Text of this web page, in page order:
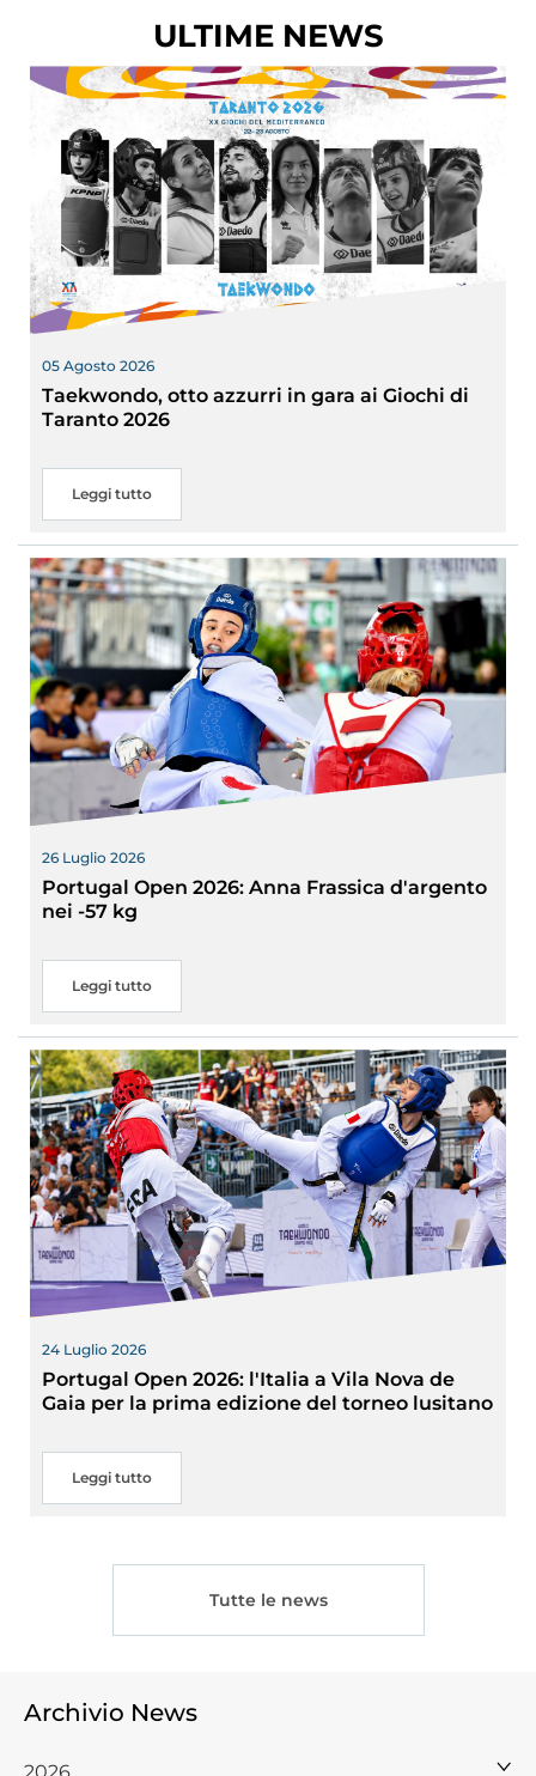
ULTIME NEWS
05 Agosto 2026
Taekwondo, otto azzurri in gara ai Giochi di
Taranto 2026
Leggi tutto
26 Luglio 2026
Portugal Open 2026: Anna Frassica d'argento
nei -57 kg
Leggi tutto
24 Luglio 2026
Portugal Open 2026: l'Italia a Vila Nova de
Gaia per la prima edizione del torneo lusitano
Leggi tutto
Tutte le news
Archivio News